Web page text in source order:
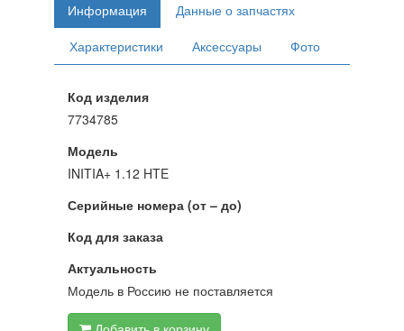
Информация
Данные о запчастях
Характеристики
Аксессуары Фото
Код изделия
7734785
Модель
INITIA+ 1.12 HTE
Серийные номера (от – до)
Код для заказа
Актуальность
Модель в Россию не поставляется